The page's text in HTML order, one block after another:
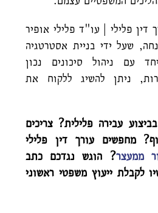
דין פלילי | עו"ד פלילי אופיר
שעל ידי בניית אסטרטגיה
עם ניהול סיכונים נכון
ניתן להשיג ללקוח את
עבירה פלילית? צריכים
מחפשים עורך דין פלילי
ממעצר? הוגש נגדכם כתב
לקבלת ייעוץ משפטי ראשוני